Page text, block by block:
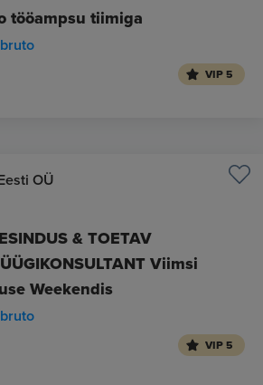
tööampsu tiimiga
VIP 5
OÜ
& TOETAV
Viimsi
Weekendis
VIP 5